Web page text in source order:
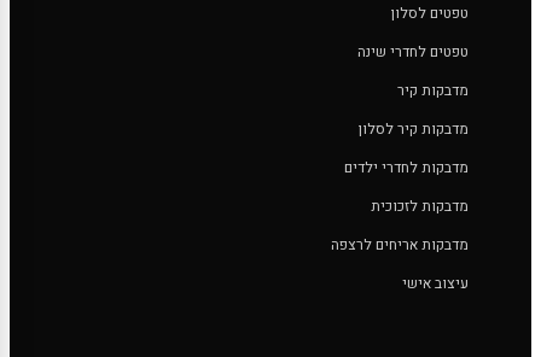
טפטים לסלון
טפטים לחדרי שינה
מדבקות קיר
מדבקות קיר לסלון
מדבקות לחדרי ילדים
מדבקות לזכוכית
מדבקות אריחים לרצפה
עיצוב אישי